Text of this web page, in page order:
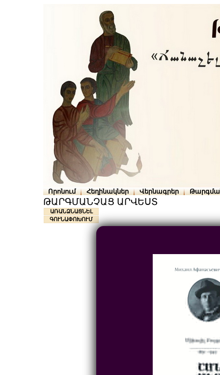
Որոնում Հեղինակներ Վերնագրեր
ԹԱՐԳՄԱՆՉԱՑ ԱՐՎԵՍՏ
ԱՌԱՆՁՆԱՑՆԵԼ
ԳՈՒՆԱՓՈԽՈՒՄ